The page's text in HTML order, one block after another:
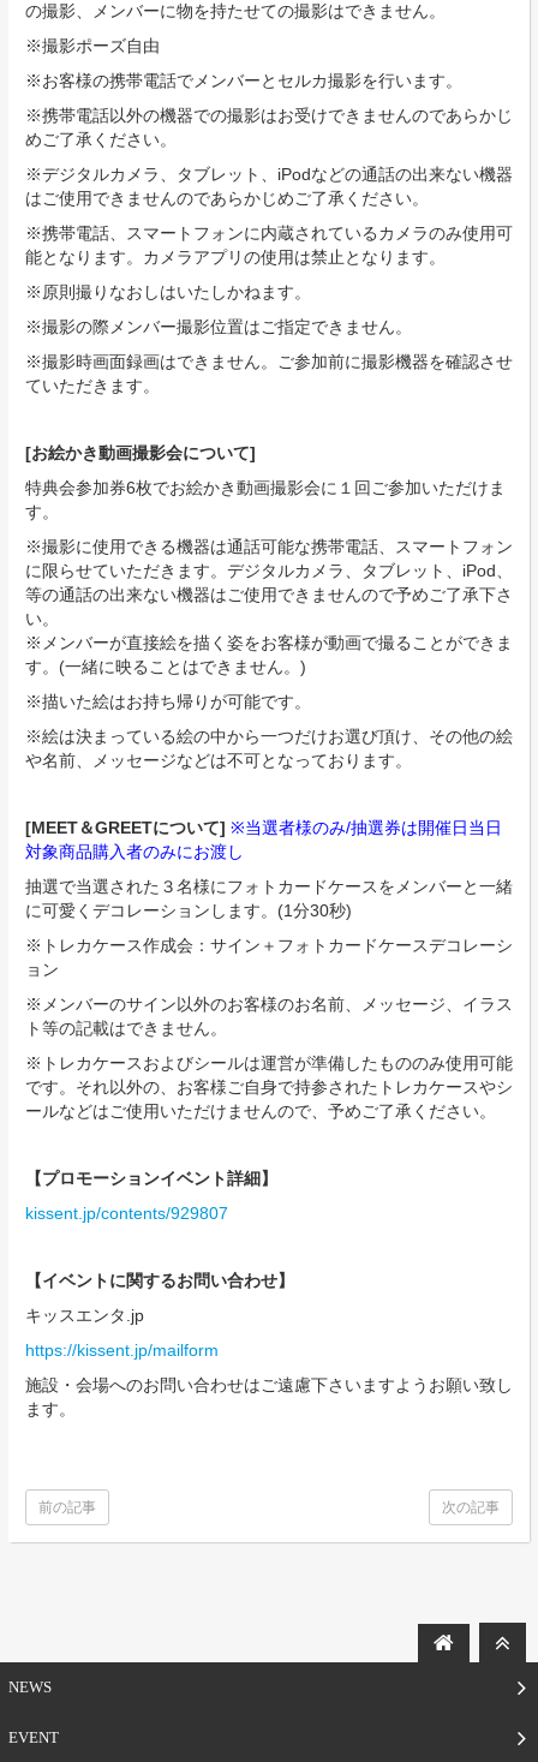
の撮影、メンバーに物を持たせての撮影はできません。
※撮影ポーズ自由
※お客様の携帯電話でメンバーとセルカ撮影を行います。
※携帯電話以外の機器での撮影はお受けできませんのであらかじ
めご了承ください。
※デジタルカメラ、タブレット、iPodなどの通話の出来ない機器
はご使用できませんのであらかじめご了承ください。
※携帯電話、スマートフォンに内蔵されているカメラのみ使用可
能となります。カメラアプリの使用は禁止となります。
※原則撮りなおしはいたしかねます。
※撮影の際メンバー撮影位置はご指定できません。
※撮影時画面録画はできません。ご参加前に撮影機器を確認させ
ていただきます。
[お絵かき動画撮影会について]
特典会参加券6枚でお絵かき動画撮影会に１回ご参加いただけま
す。
※撮影に使用できる機器は通話可能な携帯電話、スマートフォン
に限らせていただきます。デジタルカメラ、タブレット、iPod、
等の通話の出来ない機器はご使用できませんので予めご了承下さ
い。
※メンバーが直接絵を描く姿をお客様が動画で撮ることができま
す。(一緒に映ることはできません。)
※描いた絵はお持ち帰りが可能です。
※絵は決まっている絵の中から一つだけお選び頂け、その他の絵
や名前、メッセージなどは不可となっております。
[MEET＆GREETについて] ※当選者様のみ/抽選券は開催日当日
対象商品購入者のみにお渡し
抽選で当選された３名様にフォトカードケースをメンバーと一緒
に可愛くデコレーションします。(1分30秒)
※トレカケース作成会：サイン＋フォトカードケースデコレーシ
ョン
※メンバーのサイン以外のお客様のお名前、メッセージ、イラス
ト等の記載はできません。
※トレカケースおよびシールは運営が準備したもののみ使用可能
です。それ以外の、お客様ご自身で持参されたトレカケースやシ
ールなどはご使用いただけませんので、予めご了承ください。
【プロモーションイベント詳細】
kissent.jp/contents/929807
【イベントに関するお問い合わせ】
キッスエンタ.jp
https://kissent.jp/mailform
施設・会場へのお問い合わせはご遠慮下さいますようお願い致し
ます。
次の記事
前の記事
NEWS
EVENT